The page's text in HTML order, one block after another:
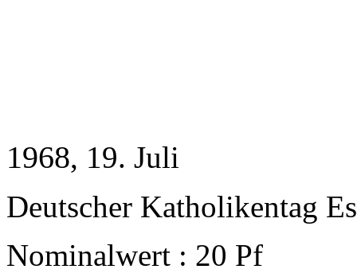
1968, 19. Juli
Deutscher Katholikentag
Nominalwert : 20 Pf